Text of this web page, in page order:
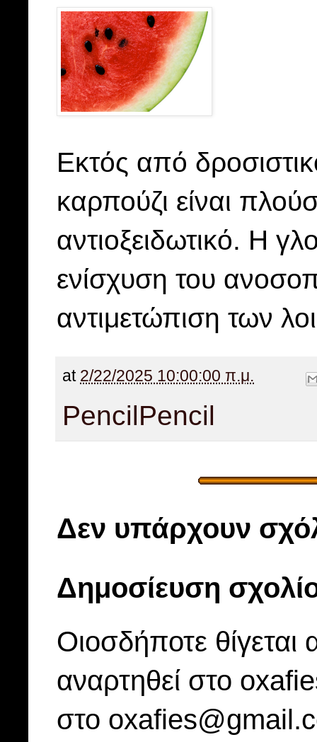
Εκτός από
καρπούζι είναι
αντιοξειδωτικό. Η
ενίσχυση του
αντιμετώπιση των
at 2/22/2025 10:00:00 π.μ.
PencilPencil
Δεν υπάρχουν
Δημοσίευση
Οιοσδήποτε
αναρτηθεί στο
στο